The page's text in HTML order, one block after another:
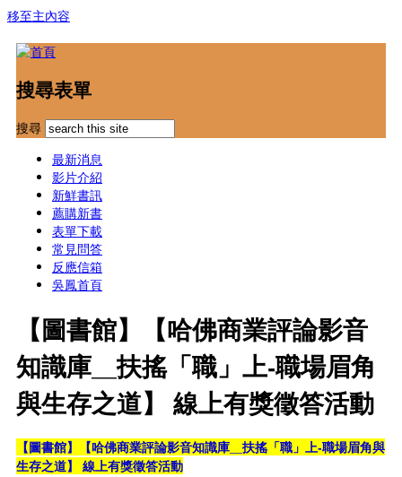
移至主內容
搜尋表單
搜尋
最新消息
影片介紹
新鮮書訊
薦購新書
表單下載
常見問答
反應信箱
吳鳳首頁
【圖書館】【哈佛商業評論影音
知識庫__扶搖「職」上-職場眉角
與生存之道】 線上有獎徵答活動
【圖書館】【哈佛商業評論影音知識庫__扶搖「職」上-職場眉角與
生存之道】 線上有獎徵答活動